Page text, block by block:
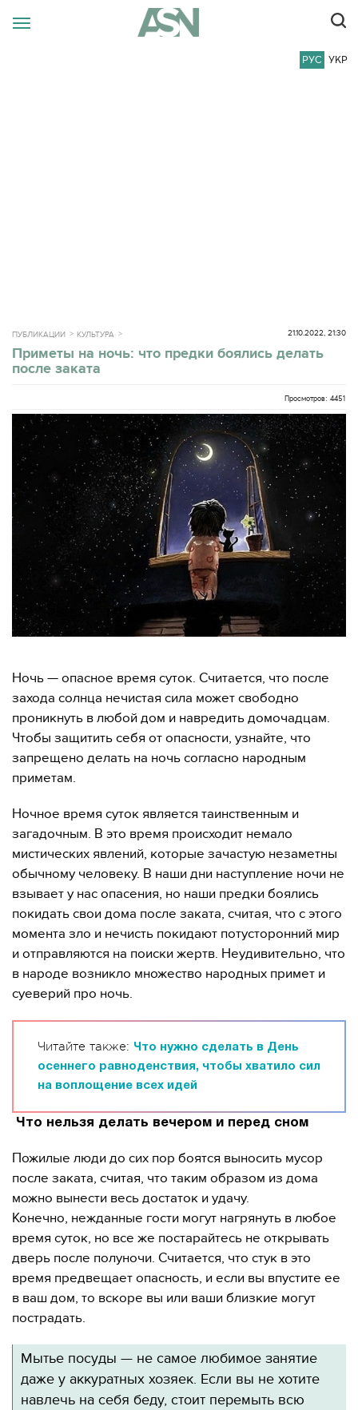
РУС УКР
ПУБЛИКАЦИИ КУЛЬТУРА 21.10.2022, 21:30
Приметы на ночь: что предки боялись делать
после заката
Просмотров: 4451
Ночь — опасное время суток. Считается, что после
захода солнца нечистая сила может свободно
проникнуть в любой дом и навредить домочадцам.
Чтобы защитить себя от опасности, узнайте, что
запрещено делать на ночь согласно народным
приметам.
Ночное время суток является таинственным и
загадочным. В это время происходит немало
мистических явлений, которые зачастую незаметны
обычному человеку. В наши дни наступление ночи не
взывает у нас опасения, но наши предки боялись
покидать свои дома после заката, считая, что с этого
момента зло и нечисть покидают потусторонний мир
и отправляются на поиски жертв. Неудивительно, что
в народе возникло множество народных примет и
суеверий про ночь.
Читайте также: Что нужно сделать в День
осеннего равноденствия, чтобы хватило сил
на воплощение всех идей
Что нельзя делать вечером и перед сном
Пожилые люди до сих пор боятся выносить мусор
после заката, считая, что таким образом из дома
можно вынести весь достаток и удачу.
Конечно, нежданные гости могут нагрянуть в любое
время суток, но все же постарайтесь не открывать
дверь после полуночи. Считается, что стук в это
время предвещает опасность, и если вы впустите ее
в ваш дом, то вскоре вы или ваши близкие могут
пострадать.
Мытье посуды — не самое любимое занятие
даже у аккуратных хозяек. Если вы не хотите
навлечь на себя беду, стоит перемыть всю